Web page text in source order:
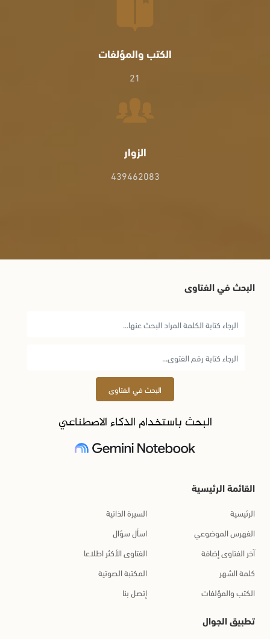
الكتب والمؤلفات
21
الزوار
439462083
البحث في الفتاوى
البحث في الفتاوى
البحث باستخدام الذكاء الاصطناعي
القائمة الرئيسية
الرئيسية
السيرة الذاتية
الفهرس الموضوعي
اسأل سؤال
آخر الفتاوى إضافة
الفتاوى الأكثر اطلاعا
كلمة الشهر
المكتبة الصوتية
الكتب والمؤلفات
إتصل بنا
تطبيق الجوال